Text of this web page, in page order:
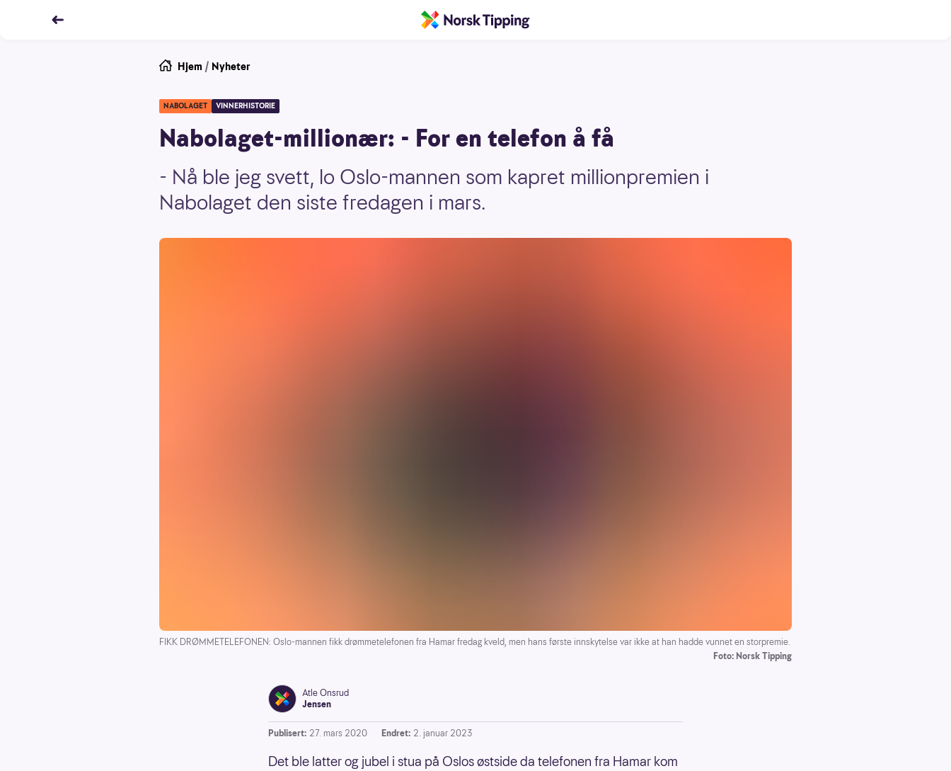
Hjem / Nyheter
NABOLAGET VINNERHISTORIE
Nabolaget-millionær: - For en telefon å få
- Nå ble jeg svett, lo Oslo-mannen som kapret millionpremien i
Nabolaget den siste fredagen i mars.
FIKK DRØMMETELEFONEN: Oslo-mannen fikk drømmetelefonen fra Hamar fredag kveld, men hans første innskytelse var ikke at han hadde vunnet en storpremie.
Foto: Norsk Tipping
Atle Onsrud
Jensen
Publisert: 27. mars 2020 Endret: 2. januar 2023
Det ble latter og jubel i stua på Oslos østside da telefonen fra Hamar kom